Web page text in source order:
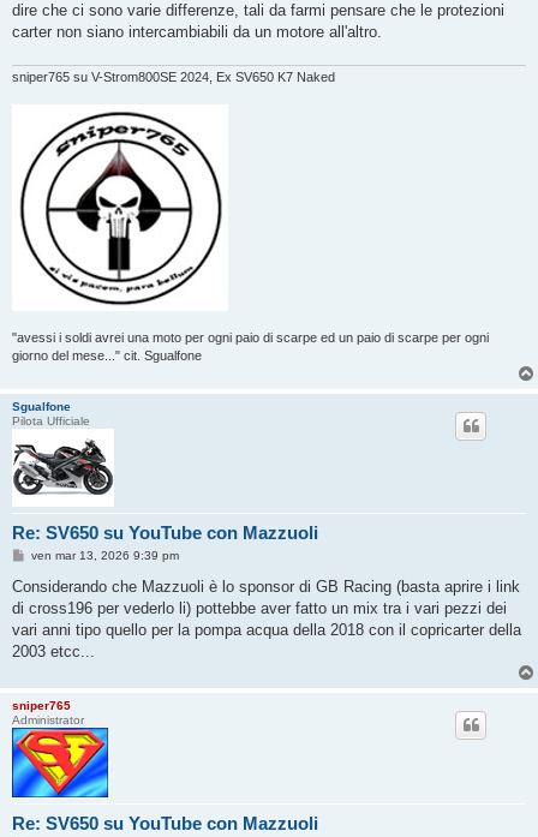
dire che ci sono varie differenze, tali da farmi pensare che le protezioni
carter non siano intercambiabili da un motore all'altro.
sniper765 su V-Strom800SE 2024, Ex SV650 K7 Naked
"avessi i soldi avrei una moto per ogni paio di scarpe ed un paio di scarpe per ogni
giorno del mese..." cit. Sgualfone
Sgualfone
Pilota Ufficiale
Re: SV650 su YouTube con Mazzuoli
M
s
a
g
i
ven mar 13, 2026 9:39 pm
Considerando che Mazzuoli è lo sponsor di GB Racing (basta aprire i link
di cross196 per vederlo li) pottebbe aver fatto un mix tra i vari pezzi dei
vari anni tipo quello per la pompa acqua della 2018 con il copricarter della
2003 etcc...
sniper765
Administrator
Re: SV650 su YouTube con Mazzuoli